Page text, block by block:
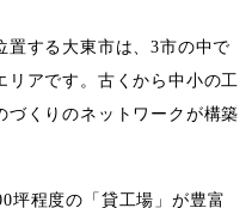
置する大東市は、3市の中で
リアです。古くから中小の工
づくりのネットワークが構築
坪程度の「貸工場」が豊富